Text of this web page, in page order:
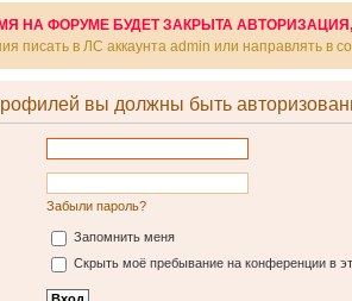
НА ФОРУМЕ БУДЕТ ЗАКРЫТА
писать в ЛС аккаунта admin или направлять в
вы должны быть
Забыли пароль?
Запомнить меня
Скрыть моё пребывание на конференции в